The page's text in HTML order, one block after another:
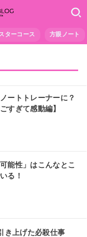
ターコース 方眼ノート
ートトレーナーに？
すぎて感動編】
能性」はこんなとこ
る！
き上げた必殺仕事